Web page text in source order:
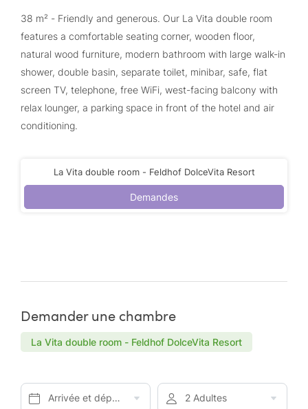
38 m² - Friendly and generous. Our La Vita double room
features a comfortable seating corner, wooden floor,
natural wood furniture, modern bathroom with large walk-in
shower, double basin, separate toilet, minibar, safe, flat
screen TV, telephone, free WiFi, west-facing balcony with
relax lounger, a parking space in front of the hotel and air
conditioning.
La Vita double room - Feldhof DolceVita Resort
Demandes
Demander une chambre
La Vita double room - Feldhof DolceVita Resort
Arrivée et départ* 2 Adultes